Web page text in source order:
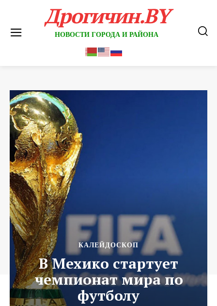
Дрогичин.BY
НОВОСТИ ГОРОДА И РАЙОНА
КАЛЕЙДОСКОП
В Мехико стартует
чемпионат мира по
футболу